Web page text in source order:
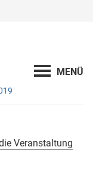
Veranstaltung